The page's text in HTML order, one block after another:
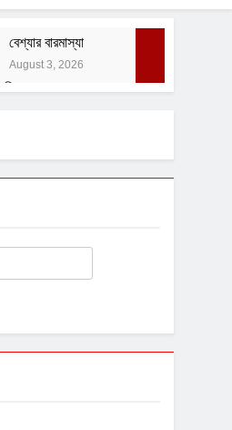
বেশ্যার বারমাস্যা
August 3, 2026
তত্ত্ব